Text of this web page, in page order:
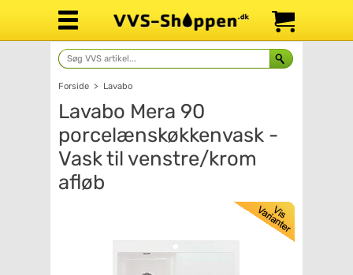
Forside > Lavabo
Lavabo Mera 90
porcelænskøkkenvask -
Vask til venstre/krom
afløb